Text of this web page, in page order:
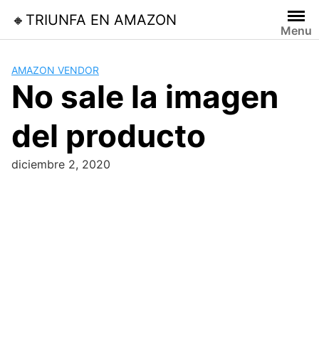
content
🔸TRIUNFA EN AMAZON
Menu
AMAZON VENDOR
No sale la imagen
del producto
diciembre 2, 2020